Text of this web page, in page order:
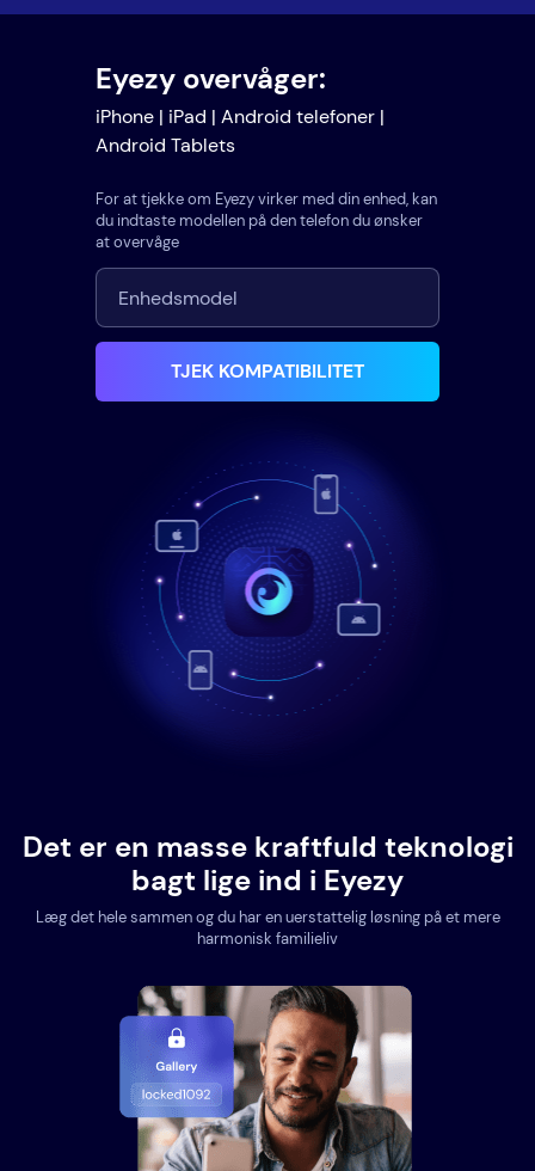
Eyezy overvåger:
iPhone | iPad | Android telefoner |
Android Tablets
For at tjekke om Eyezy virker med din enhed, kan
du indtaste modellen på den telefon du ønsker
at overvåge
TJEK KOMPATIBILITET
Det er en masse kraftfuld teknologi
bagt lige ind i Eyezy
Læg det hele sammen og du har en uerstattelig løsning på et mere
harmonisk familieliv